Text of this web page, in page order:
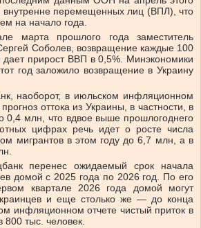
перемещенных лиц (ВПЛ), что
на начало года.
марта прошлого года заместитель
Соболев, возвращение каждые 100
дает прирост ВВП в 0,5%. Минэкономики
год заложило возвращение в Украину
наоборот, в июльском инфляционном
оттока из Украины, в частности, в
0,4 млн, что вдвое выше прошлогоднего
цифрах речь идет о росте числа
мигрантов в этом году до 6,7 млн, а в
перенес ожидаемый срок начала
домой с 2025 года по 2026 год. По его
квартале 2026 года домой могут
и еще столько же — до конца
инфляционном отчете чистый приток в
800 тыс. человек.